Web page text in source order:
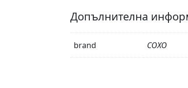
Допълнителна
brand COXO